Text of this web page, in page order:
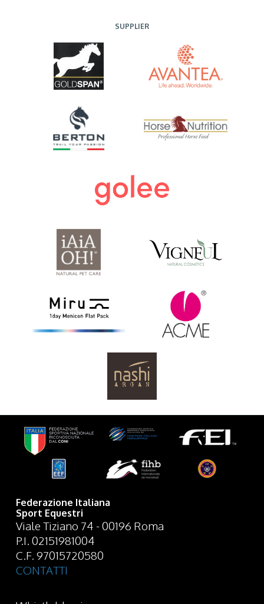
SUPPLIER
Federazione Italiana
Sport Equestri
Viale Tiziano 74 - 00196 Roma
P.I. 02151981004
C.F. 97015720580
CONTATTI